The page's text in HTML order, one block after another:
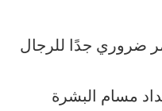
ضروري جدًا للرجال
مسام البشرة